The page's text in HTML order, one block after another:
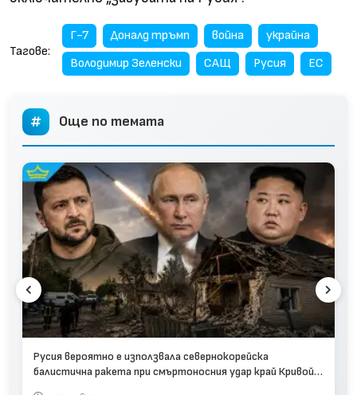
Тагове:
Г-7 Доналд тръмп война
украйна
Володимир Зеленски
САЩ Русия ЕС
Още по темата
Русия вероятно е използвала севернокорейска
балистична ракета при смъртоносния удар край Кривой